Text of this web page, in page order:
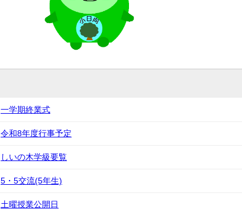
一学期終業式
令和8年度行事予定
しいの木学級要覧
5・5交流(5年生)
土曜授業公開日